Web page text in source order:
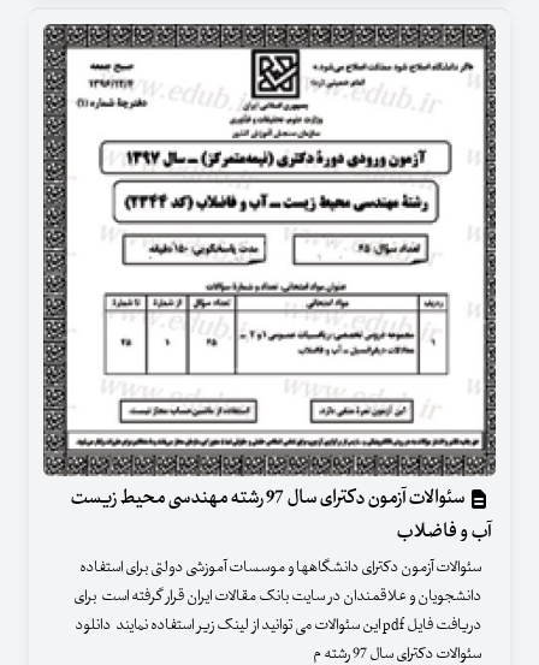
سئوالات آزمون دکترای سال 97 رشته مهندسی محیط زیست
آب و فاضلاب
سئوالات آزمون دکترای دانشگاهها و موسسات آموزشی دولتی برای استفاده
دانشجویان و علاقمندان در سایت بانک مقالات ایران قرار گرفته است برای
دریافت فایل pdf این سئوالات می توانید از لینک زیر استفاده نمایند دانلود
سئوالات دکترای سال 97 رشته م